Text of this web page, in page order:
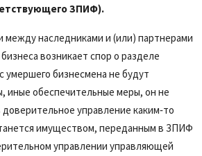
ЗПИФ).
между наследниками и (или) партнерами
возникает спор о разделе
умершего бизнесмена не будут
иные обеспечительные меры, он не
управление каким‑то
имуществом, переданным в ЗПИФ
управлении управляющей